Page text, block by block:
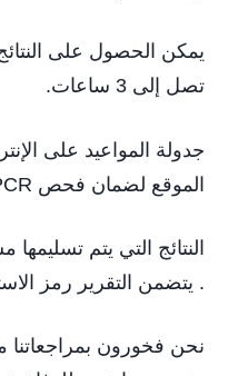
يمكن الحصول على
تصل إلى 3 ساعات.
جدولة المواعيد على
الموقع لضمان فحص PCR لندن موثوق.
النتائج التي يتم
. يتضمن التقرير رمز
نحن فخورون